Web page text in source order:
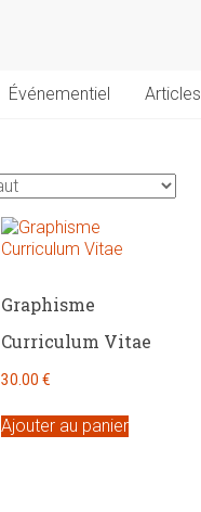
Événementiel Articles
Graphisme
Curriculum Vitae
30.00€
Ajouter au panier